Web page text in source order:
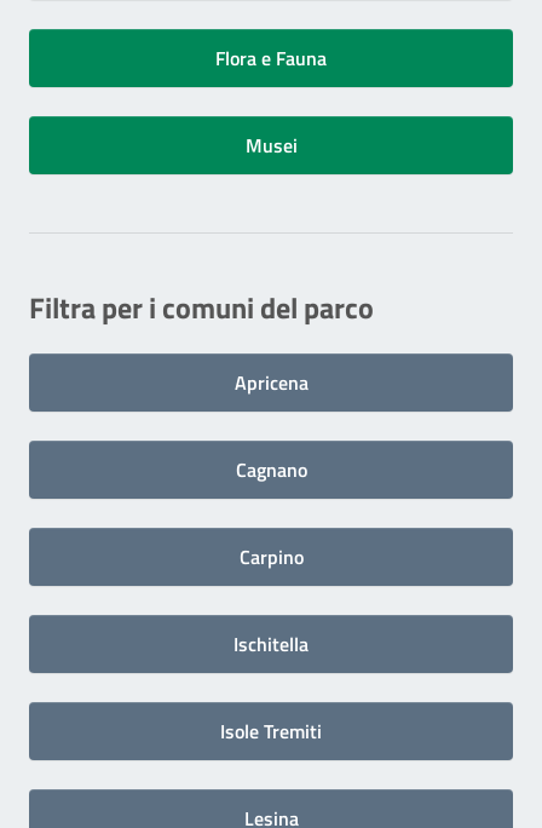
Flora e Fauna
Musei
Filtra per i comuni del parco
Apricena
Cagnano
Carpino
Ischitella
Isole Tremiti
Lesina